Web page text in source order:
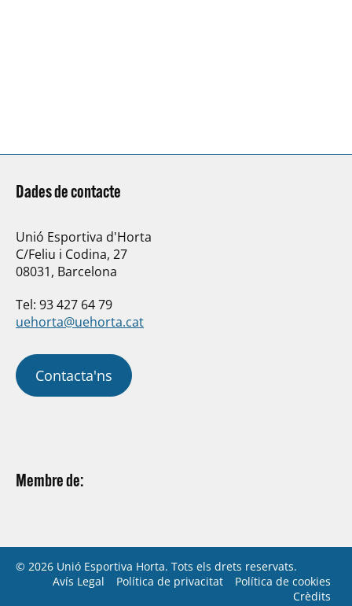
Dades de contacte
Unió Esportiva d'Horta
C/Feliu i Codina, 27
08031, Barcelona
Tel: 93 427 64 79
uehorta@uehorta.cat
Contacta'ns
Membre de:
© 2026 Unió Esportiva Horta. Tots els drets reservats.
Avís Legal
Política de privacitat
Política de cookies
Crèdits